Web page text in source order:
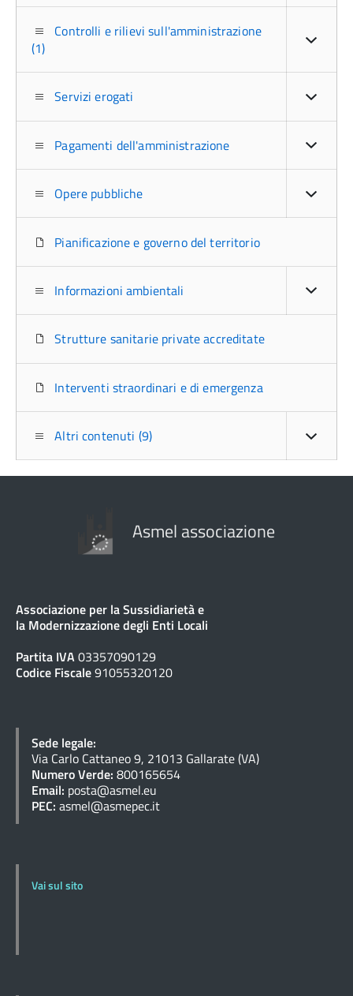
Controlli e rilievi sull'amministrazione
(1)
Servizi erogati
Pagamenti dell'amministrazione
Opere pubbliche
Pianificazione e governo del territorio
Informazioni ambientali
Strutture sanitarie private accreditate
Interventi straordinari e di emergenza
Altri contenuti (9)
Asmel associazione
Associazione per la Sussidiarietà e
la Modernizzazione degli Enti Locali
Partita IVA03357090129
Codice Fiscale91055320120
Sede legale:
Via Carlo Cattaneo 9, 21013 Gallarate (VA)
Numero Verde: 800165654
Email: posta@asmel.eu
PEC: asmel@asmepec.it
Vai sul sito